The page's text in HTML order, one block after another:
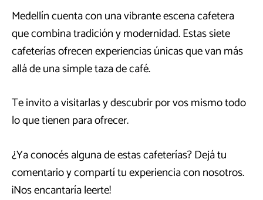
Medellín cuenta con una vibrante escena cafetera
que combina tradición y modernidad. Estas siete
cafeterías ofrecen experiencias únicas que van más
allá de una simple taza de café.
Te invito a visitarlas y descubrir por vos mismo todo
lo que tienen para ofrecer.
¿Ya conocés alguna de estas cafeterías? Dejá tu
comentario y compartí tu experiencia con nosotros.
¡Nos encantaría leerte!